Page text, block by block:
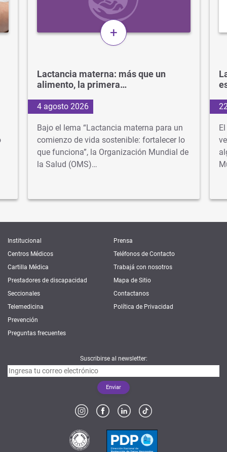
+
Lactancia materna: más que un
alimento, la primera…
4 agosto 2026
Bajo el lema “Lactancia materna para un
comienzo de vida sostenible: fortalecer lo
que funciona”, la Organización Mundial de
la Salud (OMS)…
Institucional
Centros Médicos
Cartilla Médica
Prestadores de discapacidad
Seccionales
Telemedicina
Prevención
Preguntas frecuentes
Prensa
Teléfonos de Contacto
Trabajá con nosotros
Mapa de Sitio
Contactanos
Política de Privacidad
Suscribirse al newsletter: